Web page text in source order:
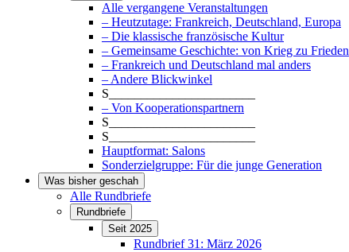
Alle vergangene Veranstaltungen
– Heutzutage: Frankreich, Deutschland, Europa
– Die klassische französische Kultur
– Gemeinsame Geschichte: von Krieg zu Frieden
– Frankreich und Deutschland mal anders
– Andere Blickwinkel
S_______________________
– Von Kooperationspartnern
S_______________________
S_______________________
Hauptformat: Salons
Sonderzielgruppe: Für die junge Generation
Was bisher geschah
Alle Rundbriefe
Rundbriefe
Seit 2025
Rundbrief 31: März 2026